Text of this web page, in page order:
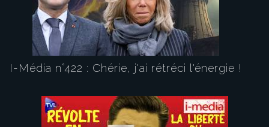
I-Média n°422 : Chérie, j'ai rétréci l'énergie !